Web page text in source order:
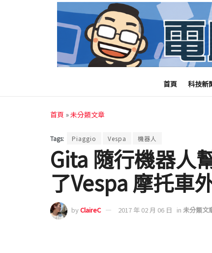
首頁 科技新
首頁 »未分類文章
Tags: Piaggio Vespa 機器人
Gita 隨行機器人
了Vespa 摩托車
byClaireC 2017 年 02 月 06 日 in 未分類文